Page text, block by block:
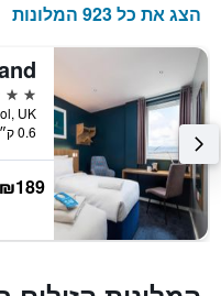
הצג את כל 923 המלונות
3 כוכבים
0.6 ק״מ ממרכז העיר
₪189